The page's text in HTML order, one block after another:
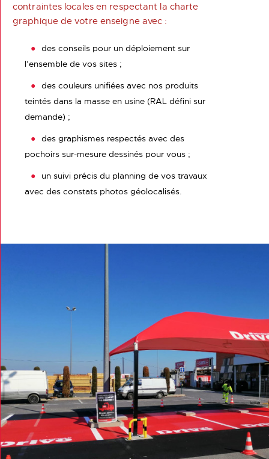
contraintes locales en respectant la charte
graphique de votre enseigne avec :
des conseils pour un déploiement sur
l’ensemble de vos sites ;
des couleurs unifiées avec nos produits
teintés dans la masse en usine (RAL défini sur
demande) ;
des graphismes respectés avec des
pochoirs sur-mesure dessinés pour vous ;
un suivi précis du planning de vos travaux
avec des constats photos géolocalisés.